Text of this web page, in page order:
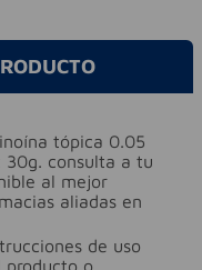
consulta a tu
al mejor
aliadas en
de uso
producto o